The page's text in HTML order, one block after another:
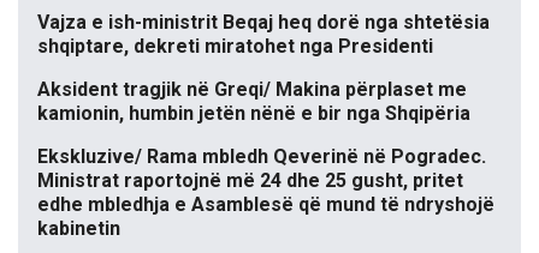
Vajza e ish-ministrit Beqaj heq dorë nga shtetësia
shqiptare, dekreti miratohet nga Presidenti
Aksident tragjik në Greqi/ Makina përplaset me
kamionin, humbin jetën nënë e bir nga Shqipëria
Ekskluzive/ Rama mbledh Qeverinë në Pogradec.
Ministrat raportojnë më 24 dhe 25 gusht, pritet
edhe mbledhja e Asamblesë që mund të ndryshojë
kabinetin